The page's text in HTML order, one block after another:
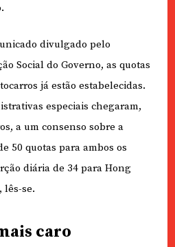
divulgado pelo
Social do Governo, as quotas
já estão estabelecidas.
especiais chegaram,
a um consenso sobre a
50 quotas para ambos os
diária de 34 para Hong
lês-se.
caro